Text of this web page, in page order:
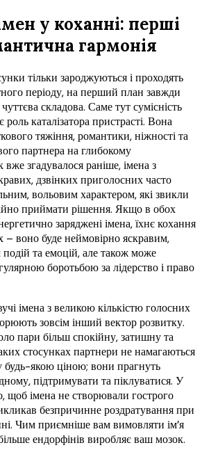
у коханні: перші
гармонія
тільки зароджуються і проходять
періоду, на перший план завжди
складова. Саме тут сумісність
роль каталізатора пристрасті. Вона
тяжіння, романтики, ніжності та
партнера на глибокому
вже згадувалося раніше, імена з
дзвінких приголосних часто
вольовим характером, які звикли
приймати рішення. Якщо в обох
заряджені імена, їхнє кохання
– воно буде неймовірно яскравим,
та емоцій, але також може
боротьбою за лідерство і право
імена з великою кількістю голосних
зовсім інший вектор розвитку.
пари більш спокійну, затишну та
стосунках партнери не намагаються
будь-якою ціною; вони прагнуть
підтримувати та піклуватися. У
щоб імена не створювали гострого
безпричинне роздратування при
Чим приємніше вам вимовляти ім’я
ендорфінів виробляє ваш мозок.